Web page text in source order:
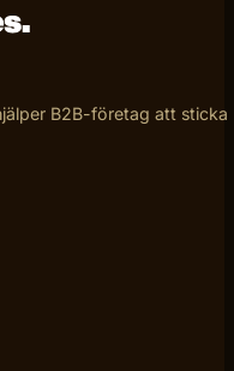
B2B-företag att